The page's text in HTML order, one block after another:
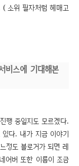
소위 필자처럼 헤매고
비스에 기대해본
행 중일지도 모르겠다.
다. 내가 지금 이야기
정도 블로거가 되면 레
어버 또한 이름이 조금